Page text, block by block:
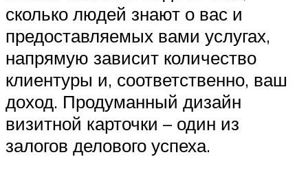
сколько людей знают о вас и
предоставляемых вами услугах,
напрямую зависит количество
клиентуры и, соответственно, ваш
доход. Продуманный дизайн
визитной карточки – один из
залогов делового успеха.